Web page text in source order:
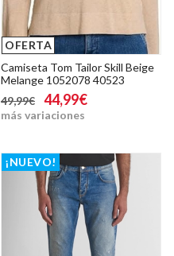
OFERTA
Camiseta Tom Tailor Skill Beige
Melange 1052078 40523
49,99€
44,99€
más variaciones
¡NUEVO!